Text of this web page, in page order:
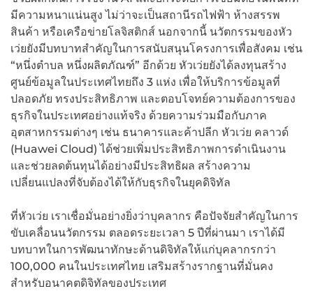
มีความหนาแน่นสูง ไม่ว่าจะเป็นสถานีรถไฟฟ้า ห้างสรรพ
สินค้า หรือเครือข่ายโลจิสติกส์ นอกจากนี้ นวัตกรรมของหัว
เว่ยยังมีบทบาทสำคัญในการสนับสนุนโครงการเพื่อสังคม เช่น
“หนึ่งตำบล หนึ่งผลิตภัณฑ์” อีกด้วย หัวเว่ยยังได้ลงทุนสร้าง
ศูนย์ข้อมูลในประเทศไทยถึง 3 แห่ง เพื่อให้บริการข้อมูลที่
ปลอดภัย ทรงประสิทธิภาพ และตอบโจทย์ความต้องการของ
ธุรกิจในประเทศอย่างแท้จริง ด้วยความร่วมมือกับภาค
อุตสาหกรรมต่างๆ เช่น ธนาคารและค้าปลีก หัวเว่ย คลาวด์
(Huawei Cloud) ได้ช่วยเพิ่มประสิทธิภาพการดำเนินงาน
และช่วยลดต้นทุนได้อย่างมีประสิทธิผล สร้างความ
เปลี่ยนแปลงที่จับต้องได้ให้กับธุรกิจในยุคดิจิทัล
ที่หัวเว่ย เราเชื่อมั่นอย่างยิ่งว่าบุคลากร คือปัจจัยสำคัญในการ
ขับเคลื่อนนวัตกรรม ตลอดระยะเวลา 5 ปีที่ผ่านมา เราได้มี
บทบาทในการพัฒนาทักษะด้านดิจิทัลให้แก่บุคลากรกว่า
100,000 คนในประเทศไทย เสริมสร้างรากฐานที่มั่นคง
สำหรับอนาคตดิจิทัลของประเทศ